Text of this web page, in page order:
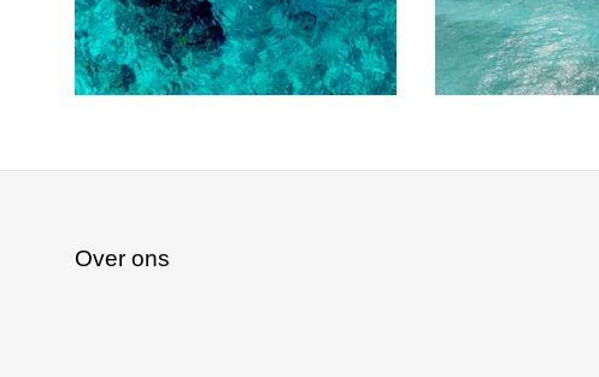
Over ons